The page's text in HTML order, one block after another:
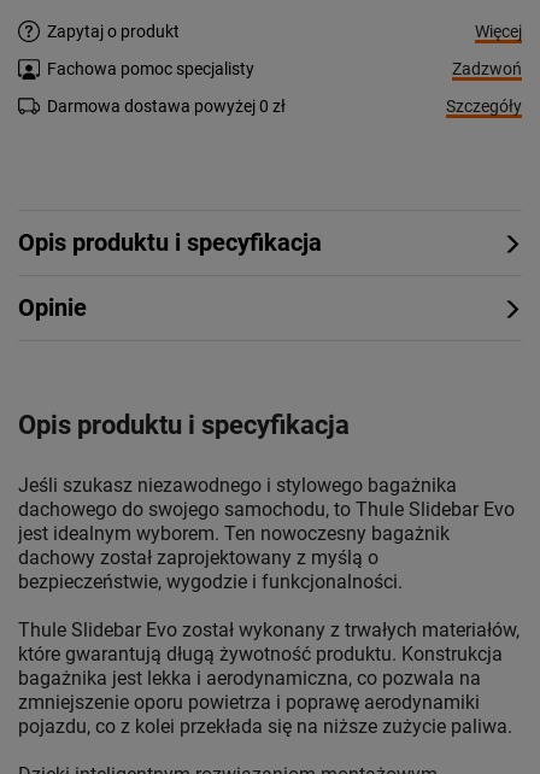
Zapytaj o produkt
Więcej
Fachowa pomoc specjalisty
Zadzwoń
Darmowa dostawa powyżej 0 zł
Szczegóły
Opis produktu i specyfikacja
Opinie
Opis produktu i specyfikacja
Jeśli szukasz niezawodnego i stylowego bagażnika
dachowego do swojego samochodu, to Thule Slidebar Evo
jest idealnym wyborem. Ten nowoczesny bagażnik
dachowy został zaprojektowany z myślą o
bezpieczeństwie, wygodzie i funkcjonalności.
Thule Slidebar Evo został wykonany z trwałych materiałów,
które gwarantują długą żywotność produktu. Konstrukcja
bagażnika jest lekka i aerodynamiczna, co pozwala na
zmniejszenie oporu powietrza i poprawę aerodynamiki
pojazdu, co z kolei przekłada się na niższe zużycie paliwa.